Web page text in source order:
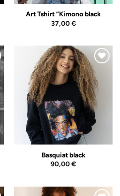
Art Tshirt “Kimono black
37,00€
Adicionar
ao
Wishlist
Basquiat black
90,00€